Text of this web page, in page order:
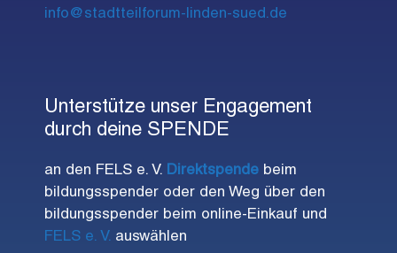
info@stadtteilforum-linden-sued.de
Unterstütze unser Engagement
durch deine SPENDE
an den FELS e. V. Direktspende beim
bildungsspender oder den Weg über den
bildungsspender beim online-Einkauf und
FELS e. V. auswählen